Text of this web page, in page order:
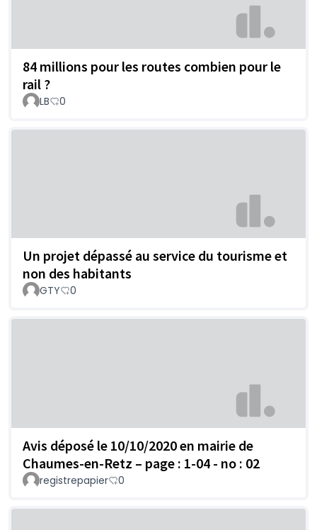
84 millions pour les routes combien pour le
rail ?
LB 0
Un projet dépassé au service du tourisme et
non des habitants
GTY 0
Avis déposé le 10/10/2020 en mairie de
Chaumes-en-Retz – page : 1-04 - no : 02
registrepapier 0